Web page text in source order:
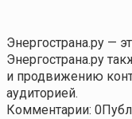
Энергострана.ру —
Энергострана.ру
и продвижению
аудиторией.
Комментарии: 0